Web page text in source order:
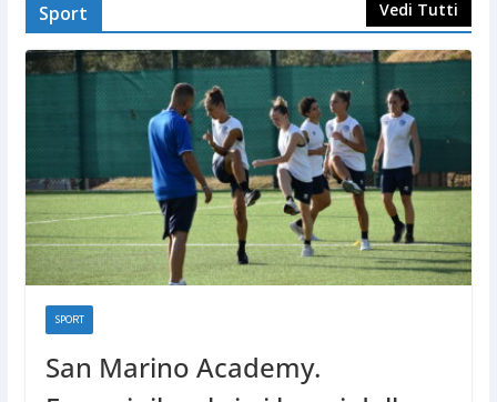
Sport Vedi Tutti
SPORT
San Marino Academy.